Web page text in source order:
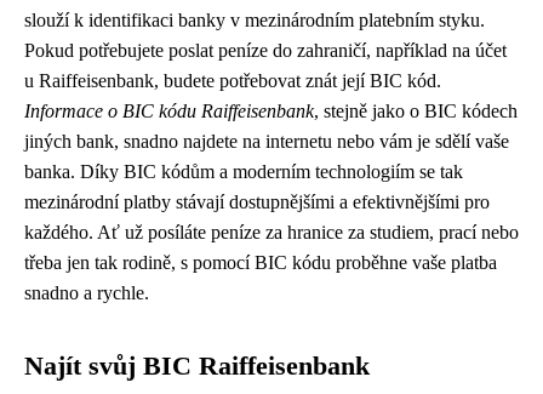
slouží k identifikaci banky v mezinárodním platebním styku.
Pokud potřebujete poslat peníze do zahraničí, například na účet
u Raiffeisenbank, budete potřebovat znát její BIC kód.
Informace o BIC kódu Raiffeisenbank, stejně jako o BIC kódech
jiných bank, snadno najdete na internetu nebo vám je sdělí vaše
banka. Díky BIC kódům a moderním technologiím se tak
mezinárodní platby stávají dostupnějšími a efektivnějšími pro
každého. Ať už posíláte peníze za hranice za studiem, prací nebo
třeba jen tak rodině, s pomocí BIC kódu proběhne vaše platba
snadno a rychle.
Najít svůj BIC Raiffeisenbank